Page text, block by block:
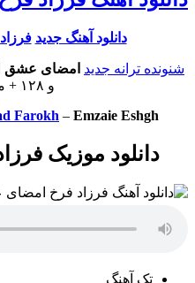
دانلود آهنگ جدید
شنونده ترانه جدید امضای عشق
و ۱۲۸ + متن موزیک
Farokh – Emzaie Eshgh
دانلود موزیک
تک آهنگ